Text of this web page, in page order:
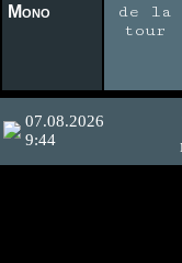
Mono
de la
tour
07.08.2026
9:44